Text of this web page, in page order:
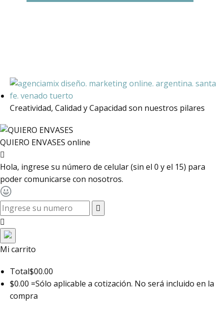
Creatividad, Calidad y Capacidad son nuestros pilares
QUIERO ENVASES online
Hola, ingrese su número de celular (sin el 0 y el 15) para
poder comunicarse con nosotros.
toggle navigation
Mi carrito
Total$00.00
$0.00 =Sólo aplicable a cotización. No será incluido en la
compra